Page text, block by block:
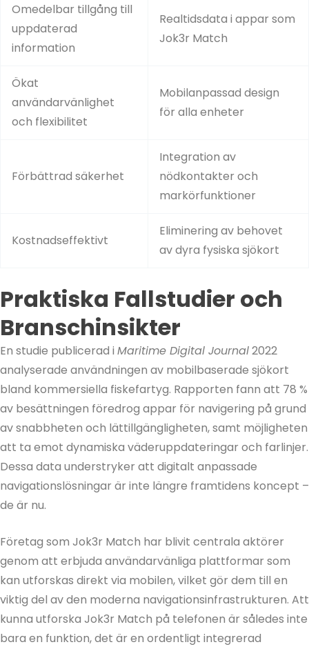
Omedelbar tillgång till
uppdaterad
information
Realtidsdata i appar som
Jok3r Match
Ökat
användarvänlighet
och flexibilitet
Mobilanpassad design
för alla enheter
Förbättrad säkerhet
Integration av
nödkontakter och
markörfunktioner
Kostnadseffektivt
Eliminering av behovet
av dyra fysiska sjökort
Praktiska Fallstudier och
Branschinsikter
En studie publicerad i Maritime Digital Journal2022
analyserade användningen av mobilbaserade sjökort
bland kommersiella fiskefartyg. Rapporten fann att 78 %
av besättningen föredrog appar för navigering på grund
av snabbheten och lättillgängligheten, samt möjligheten
att ta emot dynamiska väderuppdateringar och farlinjer.
Dessa data understryker att digitalt anpassade
navigationslösningar är inte längre framtidens koncept –
de är nu.
Företag som Jok3r Match har blivit centrala aktörer
genom att erbjuda användarvänliga plattformar som
kan utforskas direkt via mobilen, vilket gör dem till en
viktig del av den moderna navigationsinfrastrukturen. Att
kunna utforska Jok3r Match på telefonen är således inte
bara en funktion, det är en ordentligt integrerad